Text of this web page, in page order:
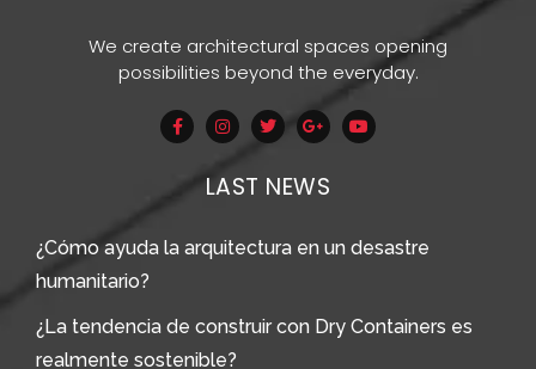
We create architectural spaces opening
possibilities beyond the everyday.
LAST NEWS
¿Cómo ayuda la arquitectura en un desastre
humanitario?
¿La tendencia de construir con Dry Containers es
realmente sostenible?